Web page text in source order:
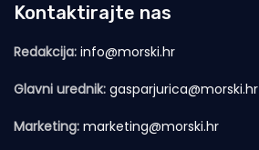
Kontaktirajte nas
Redakcija: info@morski.hr
Glavni urednik: gasparjurica@morski.hr
Marketing: marketing@morski.hr